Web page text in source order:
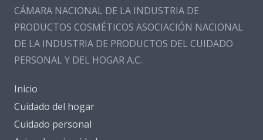
CÁMARA NACIONAL DE LA INDUSTRIA DE
PRODUCTOS COSMÉTICOS ASOCIACIÓN NACIONAL
DE LA INDUSTRIA DE PRODUCTOS DEL CUIDADO
PERSONAL Y DEL HOGAR A.C.
Inicio
Cuidado del hogar
Cuidado personal